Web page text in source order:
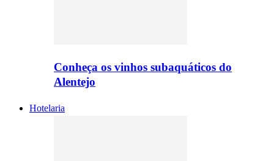
Conheça os vinhos subaquáticos do
Alentejo
Hotelaria